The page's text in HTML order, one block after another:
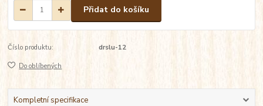
Přidat do košíku
Číslo produktu: drslu-12
Do oblíbených
Kompletní specifikace